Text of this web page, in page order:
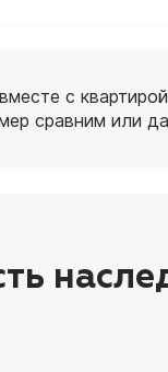
с
сравним или